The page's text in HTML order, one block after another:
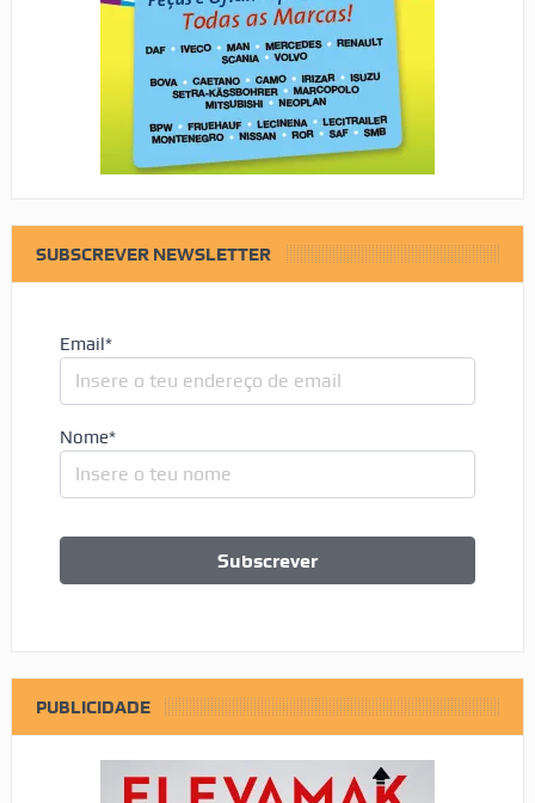
SUBSCREVER NEWSLETTER
Email*
Nome*
PUBLICIDADE